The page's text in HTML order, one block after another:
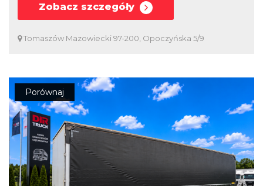
Zobacz szczegóły
Tomaszów Mazowiecki 97-200, Opoczyńska 5/9
Porównaj